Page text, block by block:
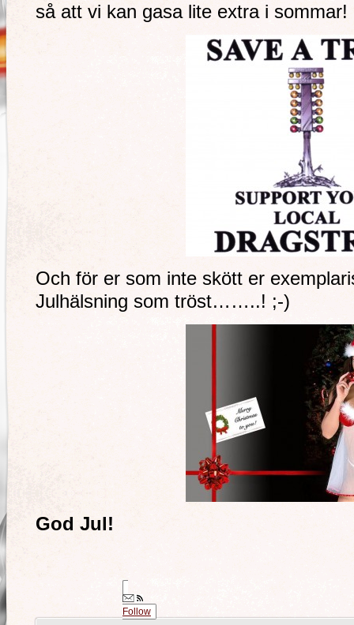
så att vi kan gasa lite extra i sommar!
Och för er som inte skött er
Julhälsning som tröst……..! ;-)
God Jul!
Follow